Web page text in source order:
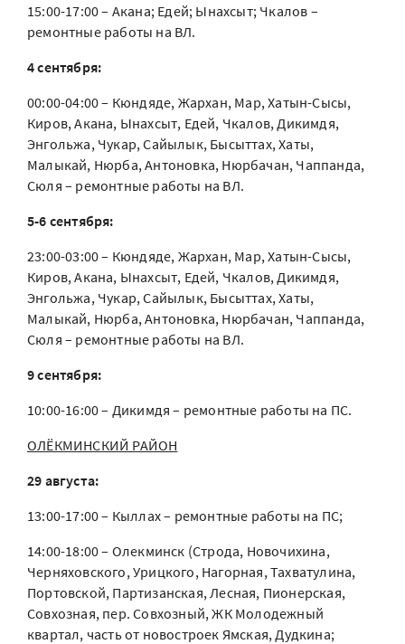
15:00-17:00 – Акана; Едей; Ынахсыт; Чкалов –
ремонтные работы на ВЛ.
4 сентября:
00:00-04:00 – Кюндяде, Жархан, Мар, Хатын-Сысы,
Киров, Акана, Ынахсыт, Едей, Чкалов, Дикимдя,
Энгольжа, Чукар, Сайылык, Бысыттах, Хаты,
Малыкай, Нюрба, Антоновка, Нюрбачан, Чаппанда,
Сюля – ремонтные работы на ВЛ.
5-6 сентября:
23:00-03:00 – Кюндяде, Жархан, Мар, Хатын-Сысы,
Киров, Акана, Ынахсыт, Едей, Чкалов, Дикимдя,
Энгольжа, Чукар, Сайылык, Бысыттах, Хаты,
Малыкай, Нюрба, Антоновка, Нюрбачан, Чаппанда,
Сюля – ремонтные работы на ВЛ.
9 сентября:
10:00-16:00 – Дикимдя – ремонтные работы на ПС.
ОЛЁКМИНСКИЙ РАЙОН
29 августа:
13:00-17:00 – Кыллах – ремонтные работы на ПС;
14:00-18:00 – Олекминск (Строда, Новочихина,
Черняховского, Урицкого, Нагорная, Тахватулина,
Портовской, Партизанская, Лесная, Пионерская,
Совхозная, пер. Совхозный, ЖК Молодежный
квартал, часть от новостроек Ямская, Дудкина;